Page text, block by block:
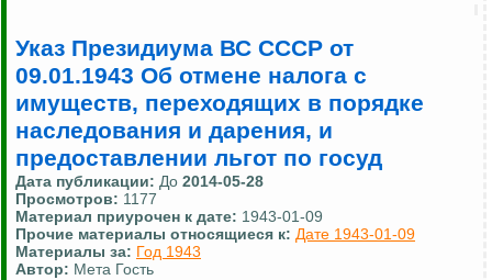
Указ Президиума ВС СССР от
09.01.1943 Об отмене налога с
имуществ, переходящих в порядке
наследования и дарения, и
предоставлении льгот по госуд
Дата публикации: До 2014-05-28
Просмотров: 1177
Материал приурочен к дате: 1943-01-09
Прочие материалы относящиеся к: Дате 1943-01-09
Материалы за: Год 1943
Автор: Мета Гость